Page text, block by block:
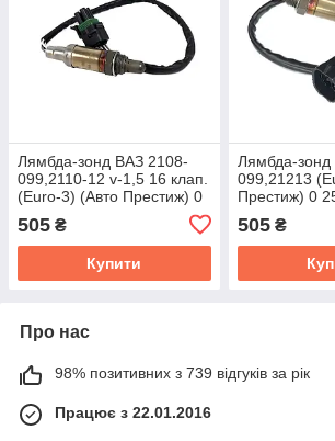
Лямбда-зонд ВАЗ 2108-
099,2110-12 v-1,5 16 клап.
(Euro-3) (Авто Престиж) 0
505 ₴
Купити
Лямбда-
099,21213
Престиж) 0
505₴
Про нас
98% позитивних з 739 відгуків за рік
Працює з 22.01.2016